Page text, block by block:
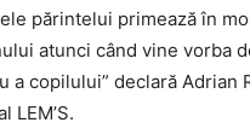
părintelui primează în
atunci când vine vorba
a copilului” declară Adrian
LEM’S.